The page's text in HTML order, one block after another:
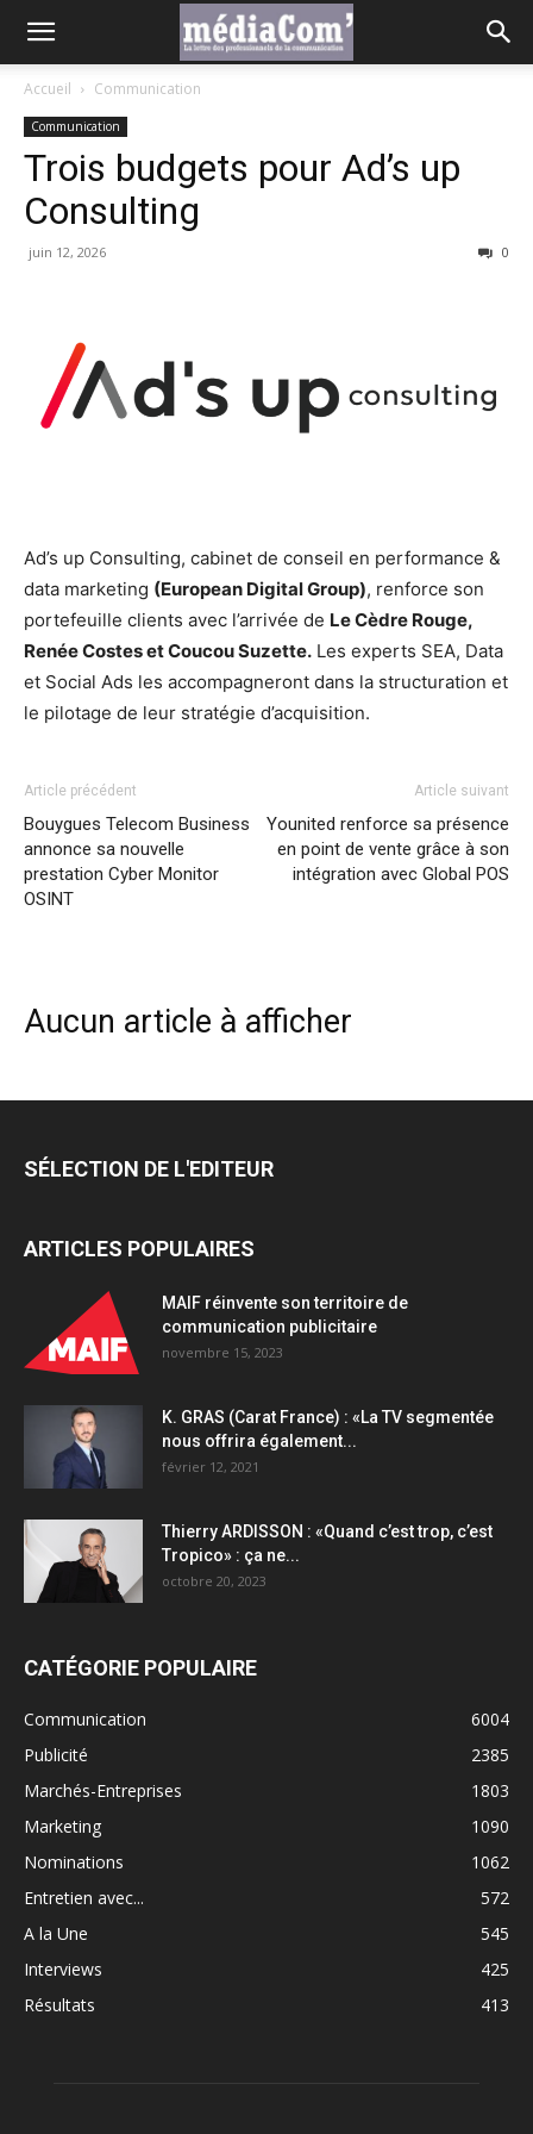
Accueil Communication
Communication
Trois budgets pour Ad’s up
Consulting
juin 12, 2026 0
Ad’s up Consulting, cabinet de conseil en performance &
data marketing (European Digital Group), renforce son
portefeuille clients avec l’arrivée de Le Cèdre Rouge,
Renée Costes et Coucou Suzette. Les experts SEA, Data
et Social Ads les accompagneront dans la structuration et
le pilotage de leur stratégie d’acquisition.
Article précédent
Bouygues Telecom Business
annonce sa nouvelle
prestation Cyber Monitor
OSINT
Article suivant
Younited renforce sa présence
en point de vente grâce à son
intégration avec Global POS
Aucun article à afficher
SÉLECTION DE L'EDITEUR
ARTICLES POPULAIRES
MAIF réinvente son territoire de
communication publicitaire
novembre 15, 2023
K. GRAS (Carat France) : «La TV segmentée
nous offrira également...
février 12, 2021
Thierry ARDISSON : «Quand c’est trop, c’est
Tropico» : ça ne...
octobre 20, 2023
CATÉGORIE POPULAIRE
Communication
6004
Publicité
2385
Marchés-Entreprises
1803
Marketing
1090
Nominations
1062
Entretien avec...
572
A la Une
545
Interviews
425
Résultats
413